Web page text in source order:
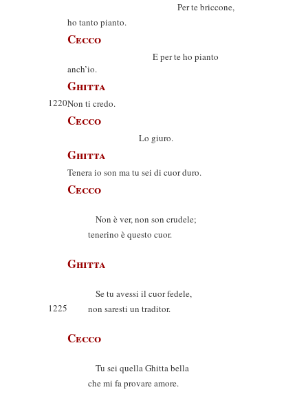
Per te briccone,
ho tanto pianto.
Cecco
E per te ho pianto
anch’io.
Ghitta
1220Non ti credo.
Cecco
Lo giuro.
Ghitta
Tenera io son ma tu sei di cuor duro.
Cecco
Non è ver, non son crudele;
tenerino è questo cuor.
Ghitta
Se tu avessi il cuor fedele,
1225
non saresti un traditor.
Cecco
Tu sei quella Ghitta bella
che mi fa provare amore.